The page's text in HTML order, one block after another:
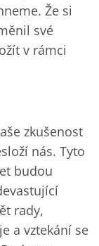
Že si
své
v rámci
zkušenost
nás. Tyto
budou
rady,
a vztekání se